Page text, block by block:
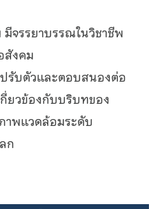
จรรยาบรรณในวิชาชีพ
สังคม
รับตัวและตอบสนองต่อ
ยวข้องกับบริบทของ
าพแวดล้อมระดับ
ก